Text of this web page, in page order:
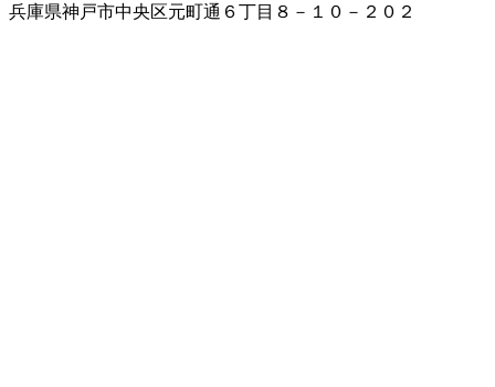
兵庫県神戸市中央区元町通６丁目８－１０－２０２